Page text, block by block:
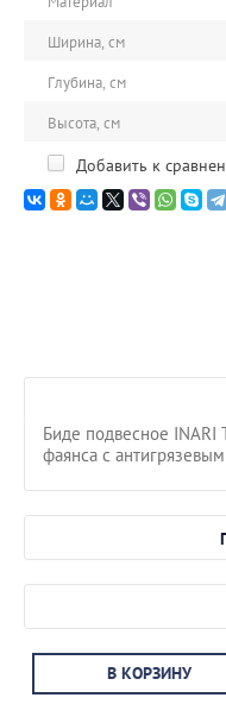
Ширина, см
Глубина, см
Высота, см
Добавить к
Биде подвесное INARI
фаянса с
В КОРЗИНУ